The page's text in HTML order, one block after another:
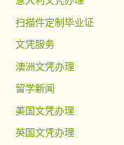
扫描件定制毕业证
文凭服务
澳洲文凭办理
留学新闻
美国文凭办理
英国文凭办理